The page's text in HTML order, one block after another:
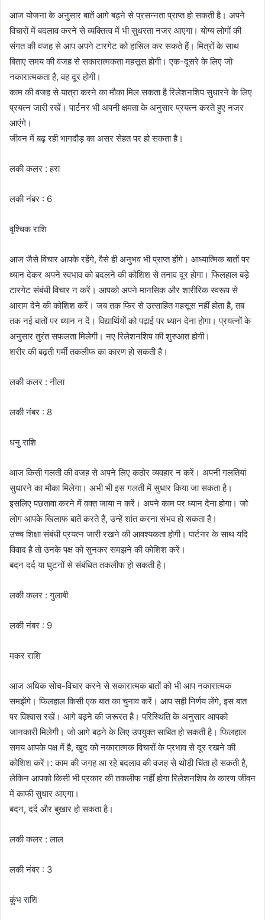
आज योजना के अनुसार बातें आगे बढ़ने से प्रसन्नता प्राप्त हो सकती है। अपने
विचारों में बदलाव करने से व्यक्तित्व में भी सुधरता नजर आएगा। योग्य लोगों की
संगत की वजह से आप अपने टारगेट को हासिल कर सकते हैं। मित्रों के साथ
बिताए समय की वजह से सकारात्मकता महसूस होगी। एक-दूसरे के लिए जो
नकारात्मकता है, वह दूर होगी।
काम की वजह से यात्रा करने का मौका मिल सकता है रिलेशनशिप सुधारने के लिए
प्रयत्न जारी रखें। पार्टनर भी अपनी क्षमता के अनुसार प्रयत्न करते हुए नजर
आएंगे।
जीवन में बढ़ रही भागदौड़ का असर सेहत पर हो सकता है।
लकी कलर : हरा
लकी नंबर : 6
वृश्चिक राशि
आज जैसे विचार आपके रहेंगे, वैसे ही अनुभव भी प्राप्त होंगे। आध्यात्मिक बातों पर
ध्यान देकर अपने स्वभाव को बदलने की कोशिश से तनाव दूर होगा। फिलहाल बड़े
टारगेट संबंधी विचार न करें। आपको अपने मानसिक और शारीरिक स्वरूप से
आराम देने की कोशिश करें। जब तक फिर से उत्साहित महसूस नहीं होता है, तब
तक नई बातों पर ध्यान न दें। विद्यार्थियों को पढ़ाई पर ध्यान देना होगा। प्रयत्नों के
अनुसार तुरंत सफलता मिलेगी। नए रिलेशनशिप की शुरुआत होगी।
शरीर की बढ़ती गर्मी तकलीफ का कारण हो सकती है।
लकी कलर : नीला
लकी नंबर : 8
धनु राशि
आज किसी गलती की वजह से अपने लिए कठोर व्यवहार न करें। अपनी गलतियां
सुधारने का मौका मिलेगा। अभी भी इस गलती में सुधार किया जा सकता है।
इसलिए पछतावा करने में वक्त जाया न करें। अपने काम पर ध्यान देना होगा। जो
लोग आपके खिलाफ बातें करते हैं, उन्हें शांत करना संभव हो सकता है।
उच्च शिक्षा संबंधी प्रयत्न जारी रखने की आवश्यकता होगी। पार्टनर के साथ यदि
विवाद है तो उनके पक्ष को सुनकर समझने की कोशिश करें।
बदन दर्द या घुटनों से संबंधित तकलीफ हो सकती है।
लकी कलर : गुलाबी
लकी नंबर : 9
मकर राशि
आज अधिक सोच-विचार करने से सकारात्मक बातों को भी आप नकारात्मक
समझेंगे। फिलहाल किसी एक बात का चुनाव करें। आप सही निर्णय लेंगे, इस बात
पर विश्वास रखें। आगे बढ़ने की जरूरत है। परिस्थिति के अनुसार आपको
जानकारी मिलेगी। जो आगे बढ़ने के लिए उपयुक्त साबित हो सकती है। फिलहाल
समय आपके पक्ष में है, खुद को नकारात्मक विचारों के प्रभाव से दूर रखने की
कोशिश करें।: काम की जगह आ रहे बदलाव की वजह से थोड़ी चिंता हो सकती है,
लेकिन आपको किसी भी प्रकार की तकलीफ नहीं होगा रिलेशनशिप के कारण जीवन
में काफी सुधार आएगा।
बदन, दर्द और बुखार हो सकता है।
लकी कलर : लाल
लकी नंबर : 3
कुंभ राशि